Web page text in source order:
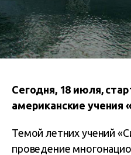
Сегодня, 18 июля,
американские учения
Темой летних учений
проведение